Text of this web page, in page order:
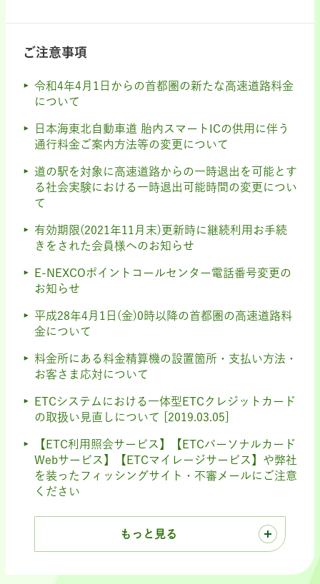
ご注意事項
令和4年4月1日からの首都圏の新たな高速道路料金
について
日本海東北自動車道 胎内スマートICの供用に伴う
通行料金ご案内方法等の変更について
道の駅を対象に高速道路からの一時退出を可能とす
る社会実験における一時退出可能時間の変更につい
て
有効期限(2021年11月末)更新時に継続利用お手続
きをされた会員様へのお知らせ
E-NEXCOポイントコールセンター電話番号変更の
お知らせ
平成28年4月1日(金)0時以降の首都圏の高速道路料
金について
料金所にある料金精算機の設置箇所・支払い方法・
お客さま応対について
ETCシステムにおける一体型ETCクレジットカード
の取扱い見直しについて [2019.03.05]
【ETC利用照会サービス】【ETCパーソナルカード
Webサービス】【ETCマイレージサービス】や弊社
を装ったフィッシングサイト・不審メールにご注意
ください
もっと見る